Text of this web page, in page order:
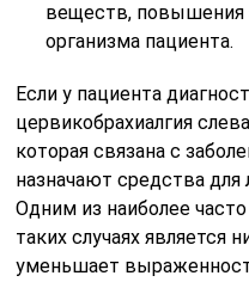
веществ, повышения
организма пациента.
Если у пациента
цервикобрахиалгия
которая связана с
назначают средства для
Одним из наиболее
таких случаях является
уменьшает